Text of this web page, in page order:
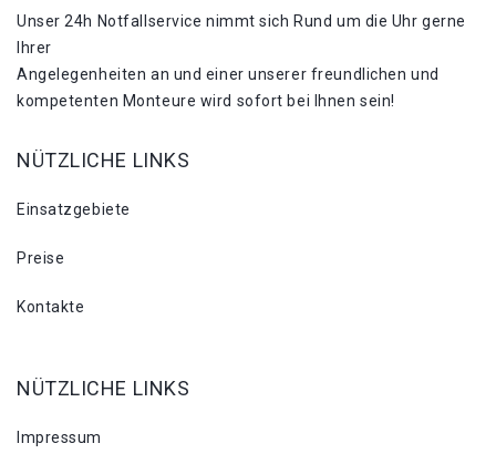
Unser 24h Notfallservice nimmt sich Rund um die Uhr gerne
Ihrer
Angelegenheiten an und einer unserer freundlichen und
kompetenten Monteure wird sofort bei Ihnen sein!
NÜTZLICHE LINKS
Einsatzgebiete
Preise
Kontakte
NÜTZLICHE LINKS
Impressum